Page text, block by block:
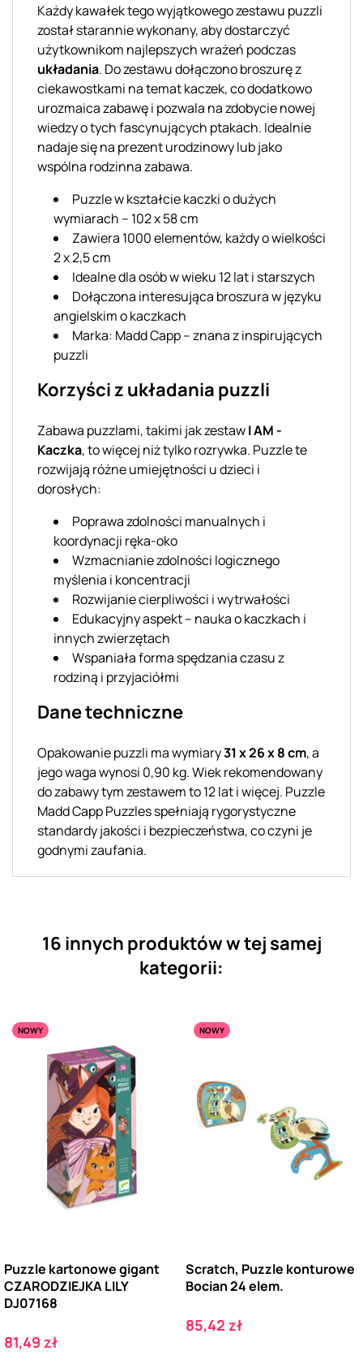
Każdy kawałek tego wyjątkowego zestawu puzzli
został starannie wykonany, aby dostarczyć
użytkownikom najlepszych wrażeń podczas
układania. Do zestawu dołączono broszurę z
ciekawostkami na temat kaczek, co dodatkowo
urozmaica zabawę i pozwala na zdobycie nowej
wiedzy o tych fascynujących ptakach. Idealnie
nadaje się na prezent urodzinowy lub jako
wspólna rodzinna zabawa.
Puzzle w kształcie kaczki o dużych
wymiarach – 102 x 58 cm
Zawiera 1000 elementów, każdy o wielkości
2 x 2,5 cm
Idealne dla osób w wieku 12 lat i starszych
Dołączona interesująca broszura w języku
angielskim o kaczkach
Marka: Madd Capp – znana z inspirujących
puzzli
Korzyści z układania puzzli
Zabawa puzzlami, takimi jak zestawI AM -
Kaczka, to więcej niż tylko rozrywka. Puzzle te
rozwijają różne umiejętności u dzieci i
dorosłych:
Poprawa zdolności manualnych i
koordynacji ręka-oko
Wzmacnianie zdolności logicznego
myślenia i koncentracji
Rozwijanie cierpliwości i wytrwałości
Edukacyjny aspekt – nauka o kaczkach i
innych zwierzętach
Wspaniała forma spędzania czasu z
rodziną i przyjaciółmi
Dane techniczne
Opakowanie puzzli ma wymiary31 x 26 x 8 cm, a
jego waga wynosi 0,90 kg. Wiek rekomendowany
do zabawy tym zestawem to 12 lat i więcej. Puzzle
Madd Capp Puzzles spełniają rygorystyczne
standardy jakości i bezpieczeństwa, co czyni je
godnymi zaufania.
16 innych produktów w tej samej
kategorii:
NOWY
Puzzle kartonowe gigant
CZARODZIEJKA LILY
DJ07168
Cena
81,49 zł
NOWY
Scratch, Puzzle konturowe
Bocian 24 elem.
Cena
85,42 zł